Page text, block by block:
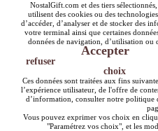
NostalGift.com et des tiers
utilisent des cookies ou des
d’accéder, d’analyser et de stocker des
votre terminal ainsi que certaines
données de navigation, d’utilisation ou
Accepter
refuser
choix
Ces données sont traitées aux fins
l’expérience utilisateur, de l'offre de
d’information, consulter notre politique
Vous pouvez exprimer vos choix en
"Paramétrez vos choix", et les